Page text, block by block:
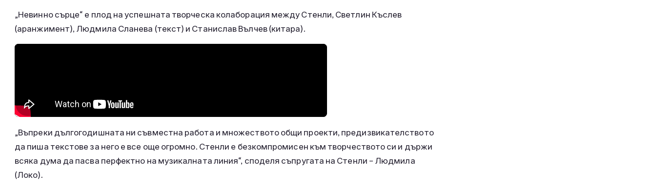
„Невинно сърце“ е плод на успешната творческа колаборация между Стенли, Светлин Къслев
(аранжимент), Людмила Сланева (текст) и Станислав Вълчев (китара).
„Въпреки дългогодишната ни съвместна работа и множеството общи проекти, предизвикателството
да пиша текстове за него е все още огромно. Стенли е безкомпромисен към творчеството си и държи
всяка дума да пасва перфектно на музикалната линия“, споделя съпругата на Стенли – Людмила
(Локо).